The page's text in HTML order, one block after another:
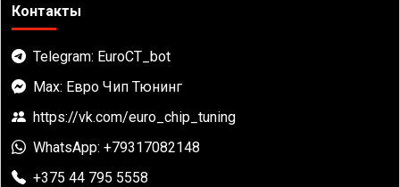
Контакты
Telegram: EuroCT_bot
Max: Евро Чип Тюнинг
https://vk.com/euro_chip_tuning
WhatsApp: +79317082148
+375 44 795 5558